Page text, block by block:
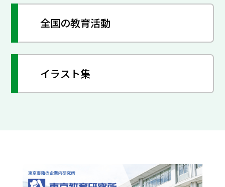
全国の教育活動
イラスト集